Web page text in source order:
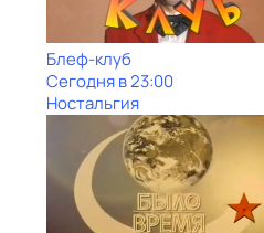
Блеф-клуб
Сегодня в 23:00
Ностальгия